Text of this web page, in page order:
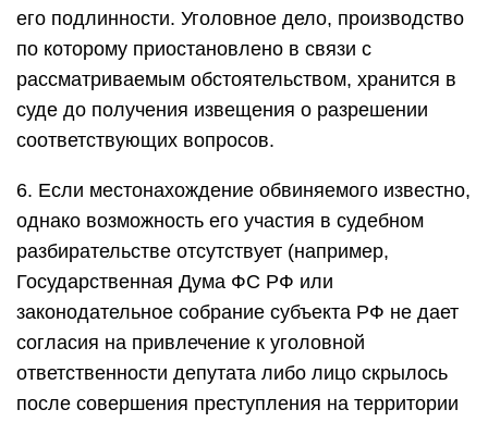
его подлинности. Уголовное дело, производство
по которому приостановлено в связи с
рассматриваемым обстоятельством, хранится в
суде до получения извещения о разрешении
соответствующих вопросов.
6. Если местонахождение обвиняемого известно,
однако возможность его участия в судебном
разбирательстве отсутствует (например,
Государственная Дума ФС РФ или
законодательное собрание субъекта РФ не дает
согласия на привлечение к уголовной
ответственности депутата либо лицо скрылось
после совершения преступления на территории